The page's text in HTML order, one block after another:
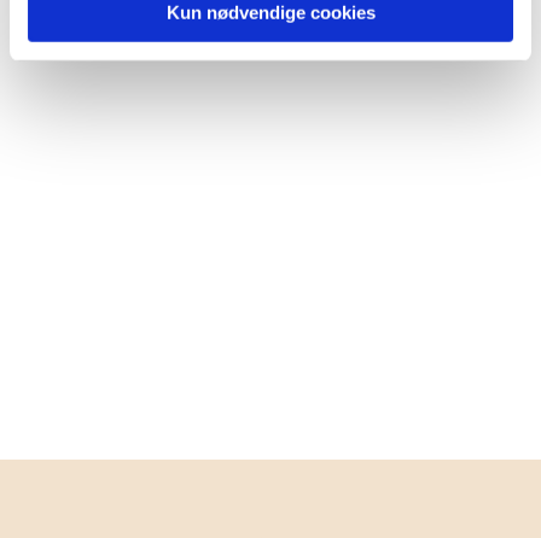
Kun nødvendige cookies